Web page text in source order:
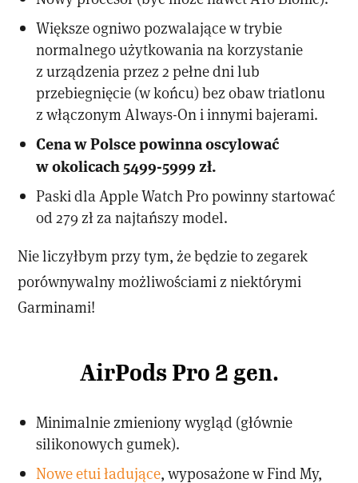
Większe ogniwo pozwalające w trybie
normalnego użytkowania na korzystanie
z urządzenia przez 2 pełne dni lub
przebiegnięcie (w końcu) bez obaw triatlonu
z włączonym Always-On i innymi bajerami.
Cena w Polsce powinna oscylować
w okolicach 5499-5999 zł.
Paski dla Apple Watch Pro powinny startować
od 279 zł za najtańszy model.
Nie liczyłbym przy tym, że będzie to zegarek
porównywalny możliwościami z niektórymi
Garminami!
AirPods Pro 2 gen.
Minimalnie zmieniony wygląd (głównie
silikonowych gumek).
Nowe etui ładujące, wyposażone w Find My,